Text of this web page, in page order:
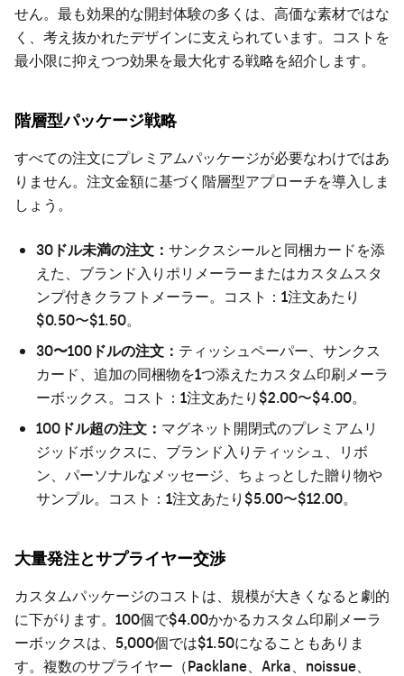
せん。最も効果的な開封体験の多くは、高価な素材ではな
く、考え抜かれたデザインに支えられています。コストを
最小限に抑えつつ効果を最大化する戦略を紹介します。
階層型パッケージ戦略
すべての注文にプレミアムパッケージが必要なわけではあ
りません。注文金額に基づく階層型アプローチを導入しま
しょう。
30ドル未満の注文： サンクスシールと同梱カードを添
えた、ブランド入りポリメーラーまたはカスタムスタ
ンプ付きクラフトメーラー。コスト：1注文あたり
$0.50〜$1.50。
30〜100ドルの注文： ティッシュペーパー、サンクス
カード、追加の同梱物を1つ添えたカスタム印刷メーラ
ーボックス。コスト：1注文あたり$2.00〜$4.00。
100ドル超の注文： マグネット開閉式のプレミアムリ
ジッドボックスに、ブランド入りティッシュ、リボ
ン、パーソナルなメッセージ、ちょっとした贈り物や
サンプル。コスト：1注文あたり$5.00〜$12.00。
大量発注とサプライヤー交渉
カスタムパッケージのコストは、規模が大きくなると劇的
に下がります。100個で$4.00かかるカスタム印刷メーラ
ーボックスは、5,000個では$1.50になることもありま
す。複数のサプライヤー（Packlane、Arka、noissue、